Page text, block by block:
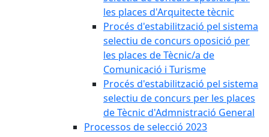
les places d'Arquitecte tècnic
Procés d'estabilització pel sistema
selectiu de concurs oposició per
les places de Tècnic/a de
Comunicació i Turisme
Procés d'estabilització pel sistema
selectiu de concurs per les places
de Tècnic d'Admnistració General
Processos de selecció 2023